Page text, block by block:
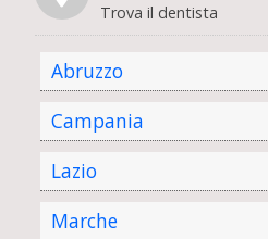
Trova il dentista
Abruzzo
Campania
Lazio
Marche